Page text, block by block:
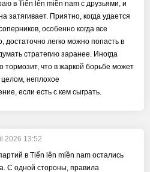
в Tiến lên miền nam с друзьями, и
затягивает. Приятно, когда удается
особенно когда все
достаточно легко можно попасть в
стратегию заранее. Иногда
тормозит, что в жаркой борьбе может
неплохое
если есть с кем сыграть.
2026 13:52
в Tiến lên miền nam остались
С одной стороны, правила